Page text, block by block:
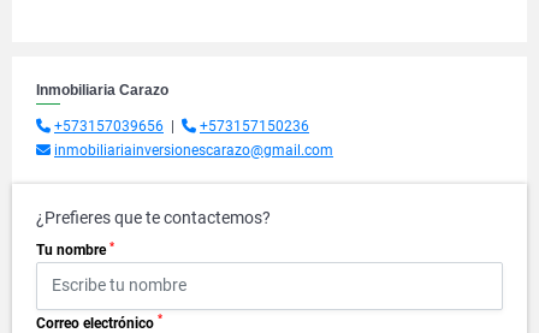
Inmobiliaria Carazo
+573157039656
+573157150236
inmobiliariainversionescarazo@gmail.com
¿Prefieres que te contactemos?
Tu nombre *
Correo electrónico *